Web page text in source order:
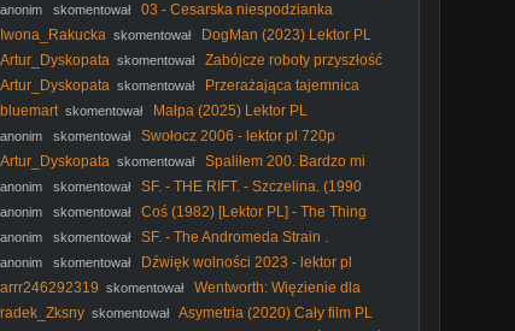
anonim skomentował
03 - Cesarska niespodzianka
Iwona_Rakucka skomentował
DogMan (2023) Lektor PL
Artur_Dyskopata skomentował
Zabójcze roboty przyszłość
wojny - dokument lektor pl
Artur_Dyskopata skomentował
Przerażająca tajemnica
kwiatów - dokument pl
bluemart skomentował Małpa (2025) Lektor PL
anonim skomentował
Swołocz 2006 - lektor pl 720p
Artur_Dyskopata skomentował
Spaliłem 200. Bardzo mi
przykro: że wyrzuciłem zjełczałe klarowane masło.
anonim skomentował
SF. - THE RIFT. - Szczelina. (1990
lektor
anonim skomentował Coś (1982) [Lektor PL] - The Thing
anonim skomentował
SF. - The Andromeda Strain .
Tajemnica. Andromedy. (1971) lektor
anonim skomentował
Dźwięk wolności 2023 - lektor pl
arrr246292319 skomentował
Wentworth: Więzienie dla
kobiet S04E12 Lektor PL
radek_Zksny skomentował Asymetria (2020) Cały film PL